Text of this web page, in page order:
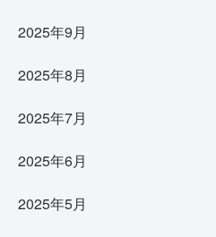
2025年9月
2025年8月
2025年7月
2025年6月
2025年5月